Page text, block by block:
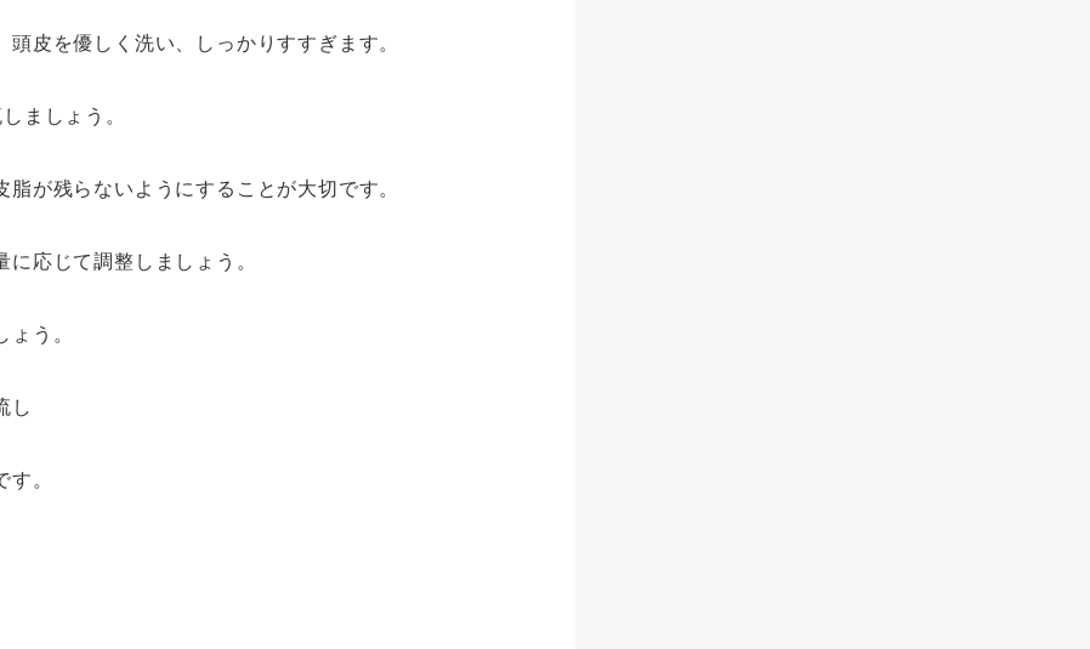
皮を優しく洗い、しっかりすすぎます。
ましょう。
が残らないようにすることが大切です。
応じて調整しましょう。
う。
し
。